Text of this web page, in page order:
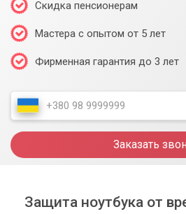
Скидка пенсионерам
Мастера с опытом от 5 лет
Фирменная гарантия до 3 лет
Заказать
Защита ноутбука от